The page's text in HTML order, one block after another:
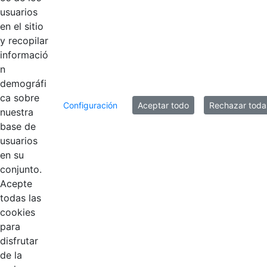
Mostrando el intervalo 1 - 11 de 11 resultados.
usuarios
en el sitio
y recopilar
informació
n
demográfi
ca sobre
nuestra
base de
usuarios
en su
conjunto.
Acepte
todas las
cookies
para
disfrutar
de la
Configuración Aceptar todo Rechazar